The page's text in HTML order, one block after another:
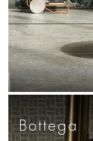
Bottega